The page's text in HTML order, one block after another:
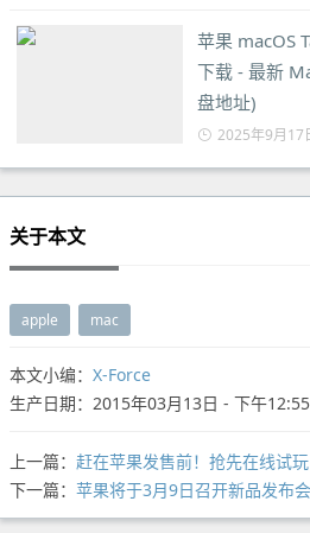
苹果 macOS
下载 - 最新
盘地址)
2025年9月17
关于本文
apple mac
本文小编： X-Force
生产日期：2015年03月13日 - 下午12:55
上一篇： 赶在苹果发售前！抢先在线试
下一篇： 苹果将于3月9日召开新品发布